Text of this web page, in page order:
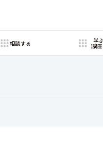
相談する 学
（講